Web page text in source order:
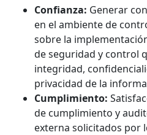
Confianza: Generar
en el ambiente de
sobre la
de seguridad y control
integridad,
privacidad de la
Cumplimiento:
de cumplimiento y
externa solicitados por